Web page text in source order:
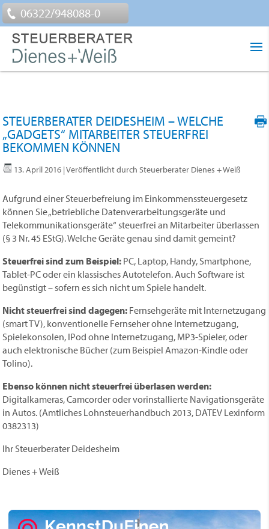
06322/948088-0
STEUERBERATER DEIDESHEIM – WELCHE
„GADGETS“ MITARBEITER STEUERFREI
BEKOMMEN KÖNNEN
13. April 2016 | Veröffentlicht durch Steuerberater Dienes + Weiß
Aufgrund einer Steuerbefreiung im Einkommenssteuergesetz
können Sie „betriebliche Datenverarbeitungsgeräte und
Telekommunikationsgeräte“ steuerfrei an Mitarbeiter überlassen
(§ 3 Nr. 45 EStG). Welche Geräte genau sind damit gemeint?
Steuerfrei sind zum Beispiel: PC, Laptop, Handy, Smartphone,
Tablet-PC oder ein klassisches Autotelefon. Auch Software ist
begünstigt – sofern es sich nicht um Spiele handelt.
Nicht steuerfrei sind dagegen: Fernsehgeräte mit Internetzugang
(smart TV), konventionelle Fernseher ohne Internetzugang,
Spielekonsolen, IPod ohne Internetzugang, MP3-Spieler, oder
auch elektronische Bücher (zum Beispiel Amazon-Kindle oder
Tolino).
Ebenso können nicht steuerfrei überlasen werden:
Digitalkameras, Camcorder oder vorinstallierte Navigationsgeräte
in Autos. (Amtliches Lohnsteuerhandbuch 2013, DATEV Lexinform
0382313)
Ihr Steuerberater Deidesheim
Dienes + Weiß